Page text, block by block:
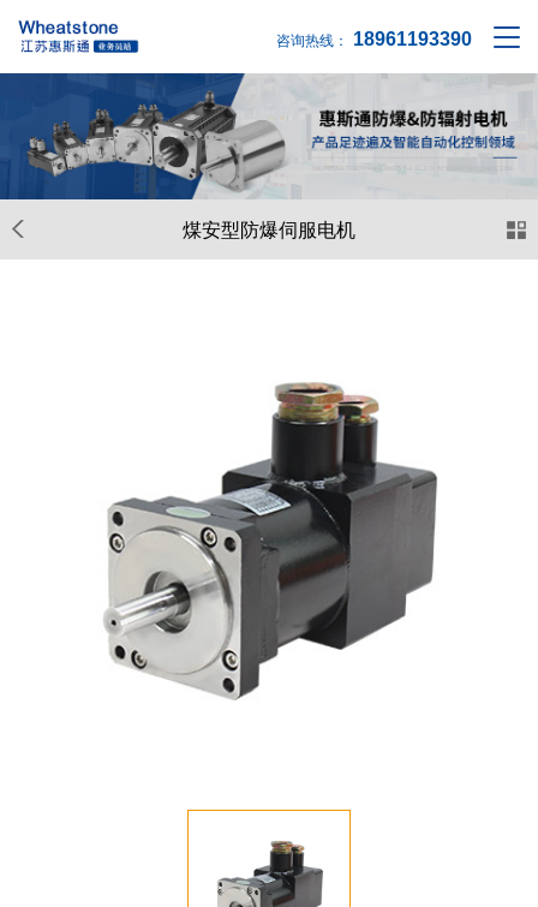
咨询热线： 18961193390
煤安型防爆伺服电机